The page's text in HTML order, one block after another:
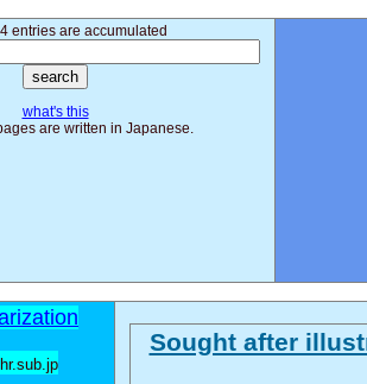
entries are accumulated
what's this
are written in Japanese.
Sought after